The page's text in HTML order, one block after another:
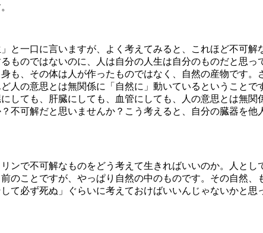
と一口に言いますが、よく考えてみると、これほど不可
ものではないのに、人は自分の人生は自分のものだと思
も、その体は人が作ったものではなく、自然の産物です
人の意思とは無関係に「自然に」動いているということ
しても、肝臓にしても、血管にしても、人の意思とは無
不可解だと思いませんか？こう考えると、自分の臓器を
ンで不可解なものをどう考えて生きればいいのか。人と
のことですが、やっぱり自然の中のものです。その自然
て必ず死ぬ」ぐらいに考えておけばいいんじゃないかと